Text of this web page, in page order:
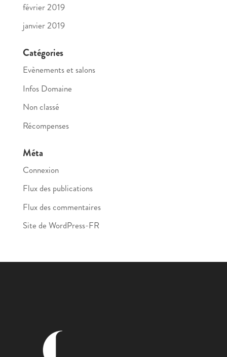
février 2019
janvier 2019
Catégories
Evènements et salons
Infos Domaine
Non classé
Récompenses
Méta
Connexion
Flux des publications
Flux des commentaires
Site de WordPress-FR